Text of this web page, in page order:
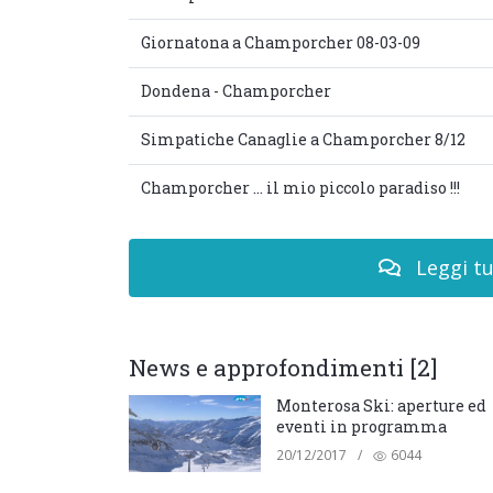
Giornatona a Champorcher 08-03-09
Dondena - Champorcher
Simpatiche Canaglie a Champorcher 8/12
Champorcher ... il mio piccolo paradiso !!!
Leggi
News e approfondimenti [2]
Monterosa Ski: aperture ed
eventi in programma
20/12/2017 / 6044